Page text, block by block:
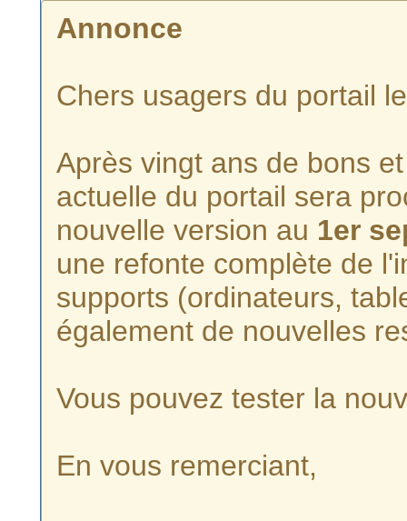
Annonce
Chers usagers du portail
Après vingt ans de bons
actuelle du portail sera
nouvelle version au 1er
une refonte complète de
supports (ordinateurs,
également de nouvelles
Vous pouvez tester la
En vous remerciant,